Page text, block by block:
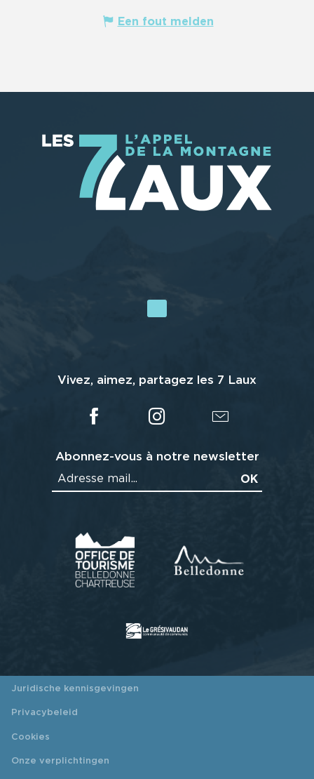
Een fout melden
Vivez, aimez, partagez les 7 Laux
Abonnez-vous à notre newsletter
Juridische kennisgevingen
Privacybeleid
Cookies
Onze verplichtingen